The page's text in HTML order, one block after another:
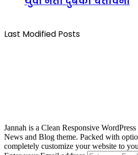
Last Modified Posts
Jannah is a Clean Responsive
News and Blog theme. Packed with
completely customize your website to